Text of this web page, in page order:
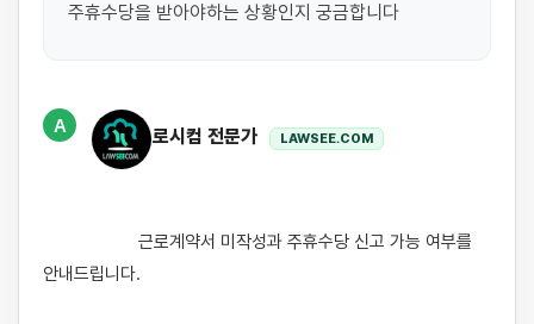
주휴수당을 받아야하는 상황인지 궁금합니다
A
로시컴 전문가 LAWSEE.COM
안내드립니다.